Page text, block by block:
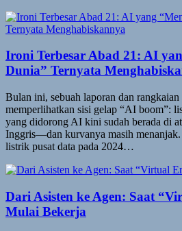
Ironi Terbesar Abad 21: AI
Dunia” Ternyata
Bulan ini, sebuah laporan dan rangkaian
memperlihatkan sisi gelap “AI boom”:
yang didorong AI kini sudah berada di
Inggris—dan kurvanya masih
listrik pusat data pada 2024…
Dari Asisten ke Agen: Saat
Mulai Bekerja